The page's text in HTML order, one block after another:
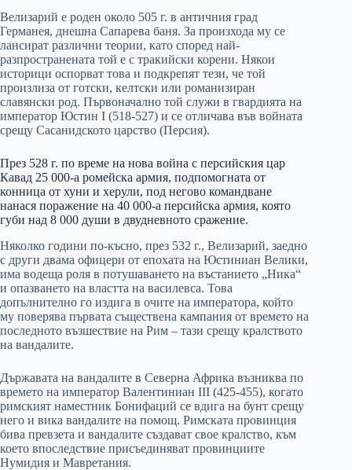
Велизарий е роден около 505 г. в античния град
Германея, днешна Сапарева баня. За произхода му се
лансират различни теории, като според най-
разпространената той е с тракийски корени. Някои
историци оспорват това и подкрепят тези, че той
произлиза от готски, келтски или романизиран
славянски род. Първоначално той служи в гвардията на
император Юстин I (518-527) и се отличава във войната
срещу Сасанидското царство (Персия).
През 528 г. по време на нова война с персийския цар
Кавад 25 000-а ромейска армия, подпомогната от
конница от хуни и херули, под негово командване
нанася поражение на 40 000-а персийска армия, която
губи над 8 000 души в двудневното сражение.
Няколко години по-късно, през 532 г., Велизарий, заедно
с други двама офицери от епохата на Юстиниан Велики,
има водеща роля в потушаването на въстанието „Ника“
и опазването на властта на василевса. Това
допълнително го издига в очите на императора, който
му поверява първата съществена кампания от времето на
последното възшествие на Рим – тази срещу кралството
на вандалите.
Държавата на вандалите в Северна Африка възниква по
времето на император Валентиниан III (425-455), когато
римският наместник Бонифаций се вдига на бунт срещу
него и вика вандалите на помощ. Римската провинция
бива превзета и вандалите създават свое кралство, към
което впоследствие присъединяват провинциите
Нумидия и Мавретания.